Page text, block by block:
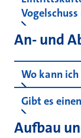
An- und
Wo kann
Gibt es
Aufbau